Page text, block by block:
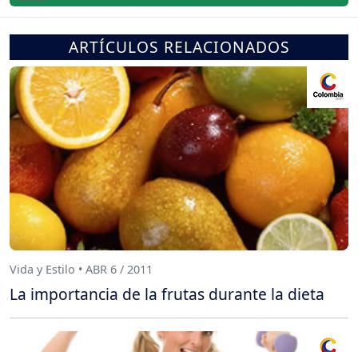
ARTÍCULOS RELACIONADOS
Vida y Estilo • ABR 6 / 2011
La importancia de la frutas durante la dieta